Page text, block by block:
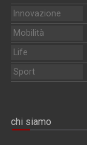
Innovazione
Mobilità
Life
Sport
chi siamo